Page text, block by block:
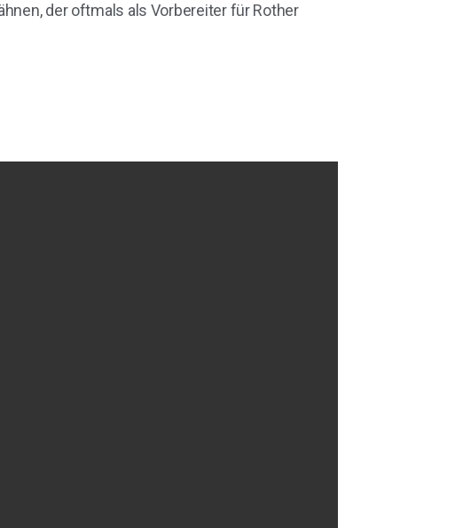
der oftmals als Vorbereiter für Rother